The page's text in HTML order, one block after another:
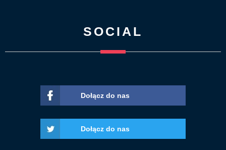
SOCIAL
Dołącz do nas
Dołącz do nas